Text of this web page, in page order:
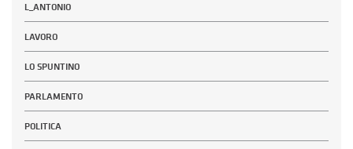
L_ANTONIO
LAVORO
LO SPUNTINO
PARLAMENTO
POLITICA